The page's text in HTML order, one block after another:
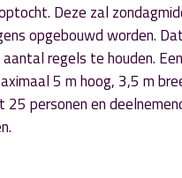
Deze zal
opgebouwd worden.
regels te houden.
5 m hoog, 3,5 m
personen en